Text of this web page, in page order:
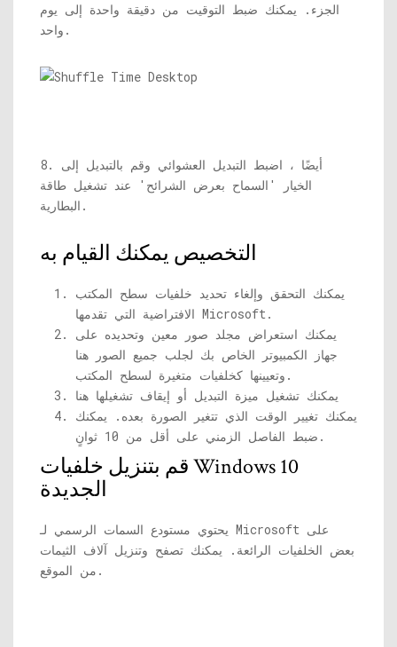
الجزء. يمكنك ضبط التوقيت من دقيقة واحدة إلى يوم
واحد.
8. أيضًا ، اضبط التبديل العشوائي وقم بالتبديل إلى
الخيار 'السماح بعرض الشرائح' عند تشغيل طاقة
البطارية.
التخصيص يمكنك القيام به
يمكنك التحقق وإلغاء تحديد خلفيات سطح المكتب
الافتراضية التي تقدمها Microsoft.
يمكنك استعراض مجلد صور معين وتحديده على
جهاز الكمبيوتر الخاص بك لجلب جميع الصور هنا
وتعيينها كخلفيات متغيرة لسطح المكتب.
يمكنك تشغيل ميزة التبديل أو إيقاف تشغيلها هنا
يمكنك تغيير الوقت الذي تتغير الصورة بعده. يمكنك
ضبط الفاصل الزمني على أقل من 10 ثوانٍ.
قم بتنزيل خلفيات Windows 10
الجديدة
يحتوي مستودع السمات الرسمي لـ Microsoft على
بعض الخلفيات الرائعة. يمكنك تصفح وتنزيل آلاف الثيمات
من الموقع.